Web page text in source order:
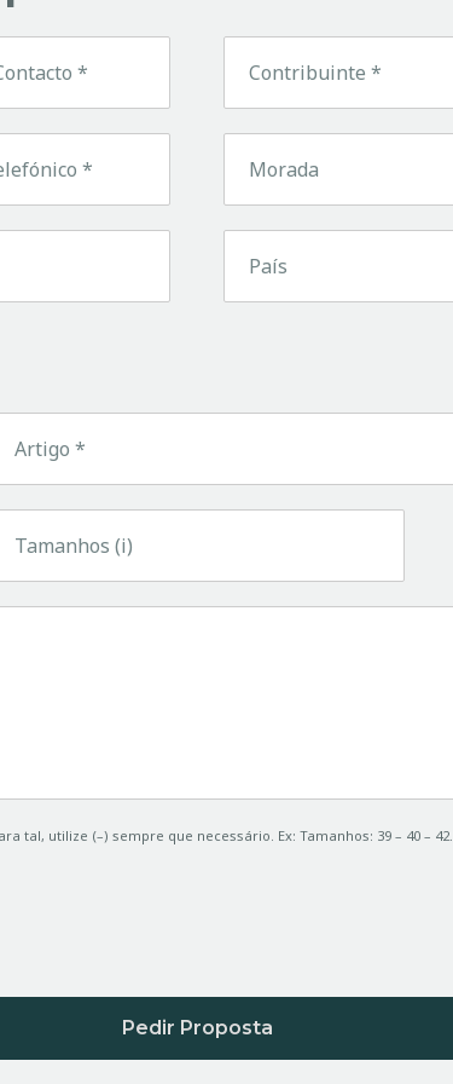
tal, utilize (–) sempre que necessário. Ex: Tamanhos: 39 – 40 – 42.
Pedir Proposta